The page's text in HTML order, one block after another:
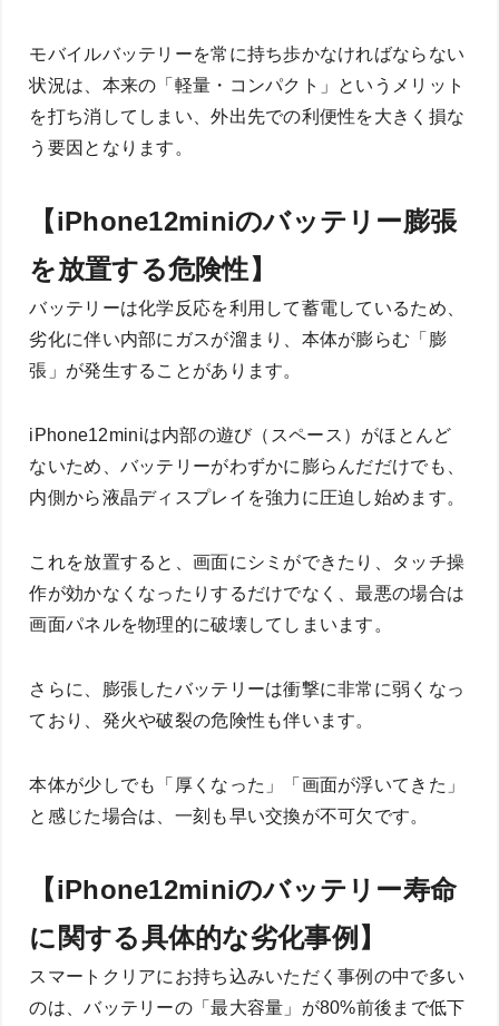
モバイルバッテリーを常に持ち歩かなければならない
状況は、本来の「軽量・コンパクト」というメリット
を打ち消してしまい、外出先での利便性を大きく損な
う要因となります。
【iPhone12miniのバッテリー膨張
を放置する危険性】
バッテリーは化学反応を利用して蓄電しているため、
劣化に伴い内部にガスが溜まり、本体が膨らむ「膨
張」が発生することがあります。
iPhone12miniは内部の遊び（スペース）がほとんど
ないため、バッテリーがわずかに膨らんだだけでも、
内側から液晶ディスプレイを強力に圧迫し始めます。
これを放置すると、画面にシミができたり、タッチ操
作が効かなくなったりするだけでなく、最悪の場合は
画面パネルを物理的に破壊してしまいます。
さらに、膨張したバッテリーは衝撃に非常に弱くなっ
ており、発火や破裂の危険性も伴います。
本体が少しでも「厚くなった」「画面が浮いてきた」
と感じた場合は、一刻も早い交換が不可欠です。
【iPhone12miniのバッテリー寿命
に関する具体的な劣化事例】
スマートクリアにお持ち込みいただく事例の中で多い
のは、バッテリーの「最大容量」が80%前後まで低下